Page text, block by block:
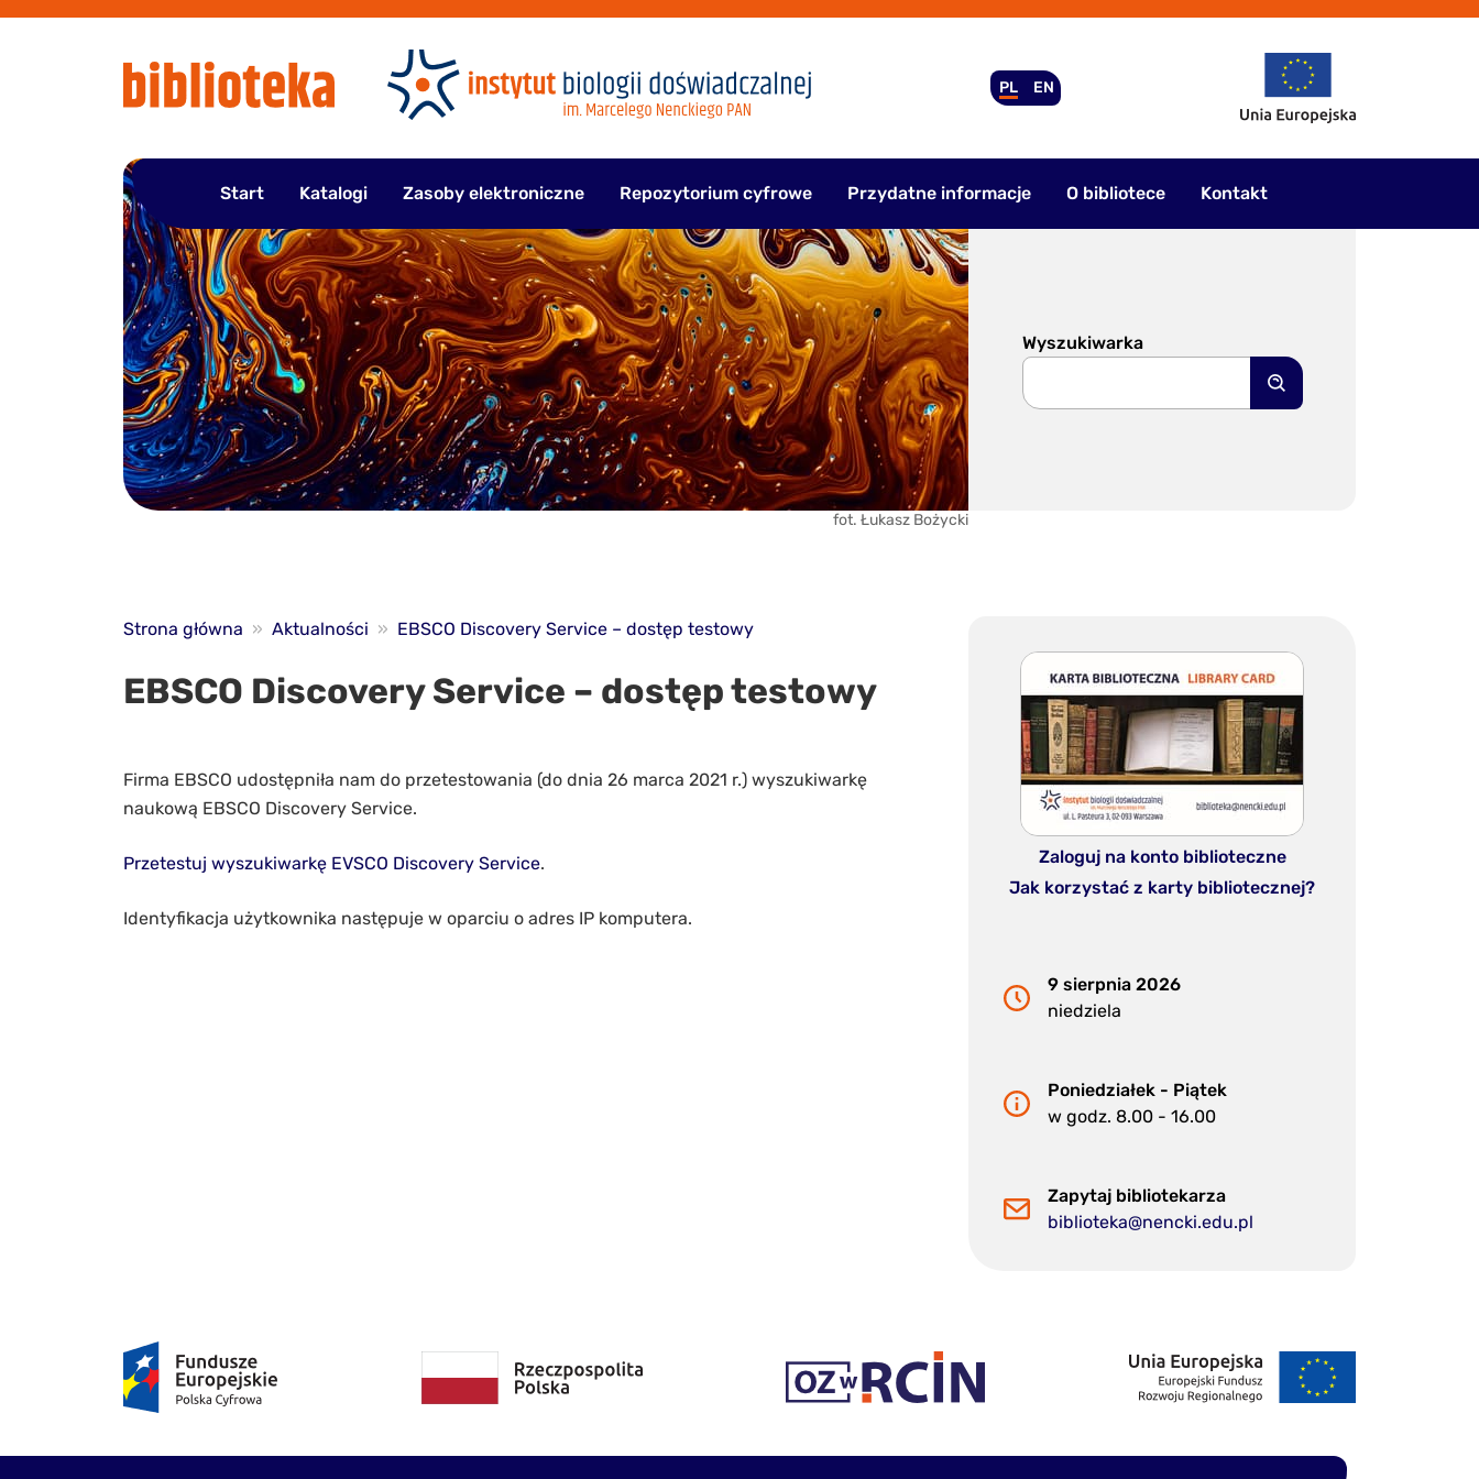
PL EN
Start Katalogi Zasoby elektroniczne Repozytorium cyfrowe Przydatne informacje O bibliotece Kontakt
fot. Łukasz Bożycki
Wyszukiwarka
Szukaj
Strona główna » Aktualności » EBSCO Discovery Service – dostęp testowy
EBSCO Discovery Service – dostęp testowy
Firma EBSCO udostępniła nam do przetestowania (do dnia 26 marca 2021 r.) wyszukiwarkę
naukową EBSCO Discovery Service.
Przetestuj wyszukiwarkę EVSCO Discovery Service.
Identyfikacja użytkownika następuje w oparciu o adres IP komputera.
Zaloguj na konto biblioteczne
Jak korzystać z karty bibliotecznej?
9 sierpnia 2026
niedziela
Poniedziałek - Piątek
w godz. 8.00 - 16.00
Zapytaj bibliotekarza
biblioteka@nencki.edu.pl